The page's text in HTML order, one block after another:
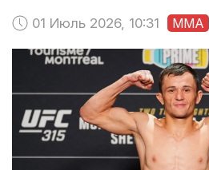
01 Июль 2026, 10:31 ММА